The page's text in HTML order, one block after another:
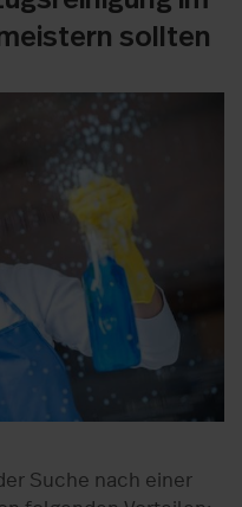
sollten
Suche nach einer